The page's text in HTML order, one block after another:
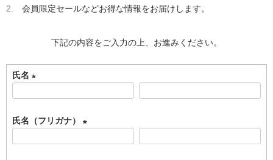
会員限定セールなどお得な情報をお届けします。
下記の内容をご入力の上、お進みください。
氏名
須
氏名（フリガナ）